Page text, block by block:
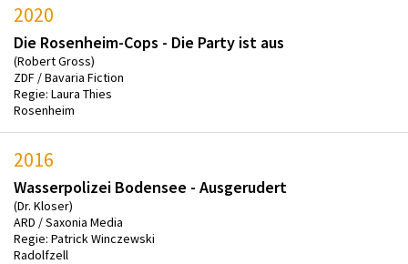
2020
Die Rosenheim-Cops - Die Party ist aus
(Robert Gross)
ZDF / Bavaria Fiction
Regie: Laura Thies
Rosenheim
2016
Wasserpolizei Bodensee - Ausgerudert
(Dr. Kloser)
ARD / Saxonia Media
Regie: Patrick Winczewski
Radolfzell